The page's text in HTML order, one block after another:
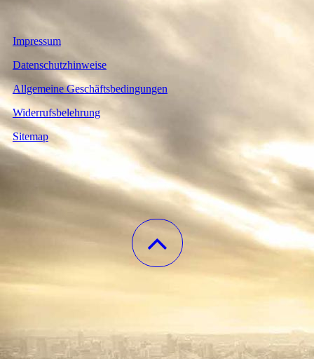
Impressum
Datenschutzhinweise
Allgemeine Geschäftsbedingungen
Widerrufsbelehrung
Sitemap